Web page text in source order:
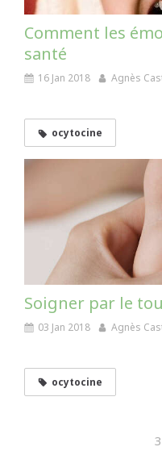
Comment les
santé
16 Jan 2018 Agnès
ocytocine
Soigner par le
03 Jan 2018 Agnès
ocytocine